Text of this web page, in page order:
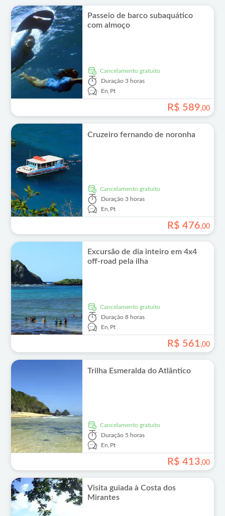
Passeio de barco subaquático
com almoço
Cancelamento gratuito
Duração 3 horas
En,Pt
R$ 589,00
Cruzeiro fernando de noronha
Cancelamento gratuito
Duração 3 horas
En,Pt
R$ 476,00
Excursão de dia inteiro em 4x4
off-road pela ilha
Cancelamento gratuito
Duração 8 horas
En,Pt
R$ 561,00
Trilha Esmeralda do Atlântico
Cancelamento gratuito
Duração 5 horas
En,Pt
R$ 413,00
Visita guiada à Costa dos
Mirantes